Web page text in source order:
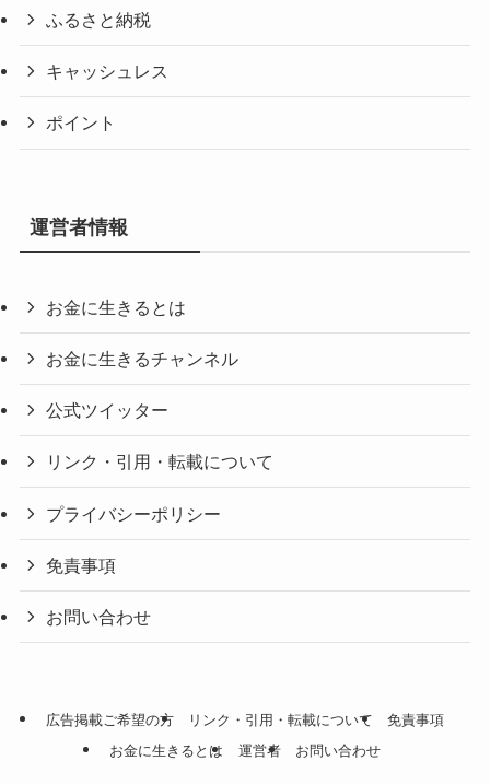
ふるさと納税
キャッシュレス
ポイント
運営者情報
お金に生きるとは
お金に生きるチャンネル
公式ツイッター
リンク・引用・転載について
プライバシーポリシー
免責事項
お問い合わせ
広告掲載ご希望の方 リンク・引用・転載について
免責事項
お金に生きるとは
運営者 お問い合わせ